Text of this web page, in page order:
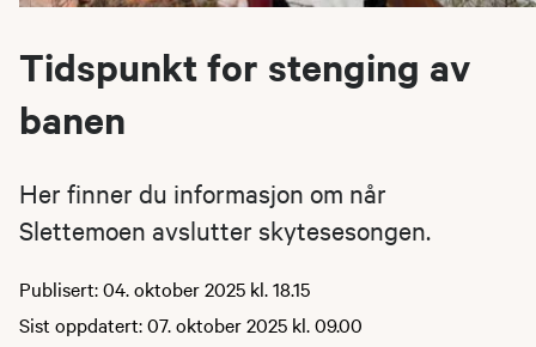
Tidspunkt for stenging av
banen
Her finner du informasjon om når
Slettemoen avslutter skytesesongen.
Publisert: 04. oktober 2025 kl. 18.15
Sist oppdatert: 07. oktober 2025 kl. 09.00